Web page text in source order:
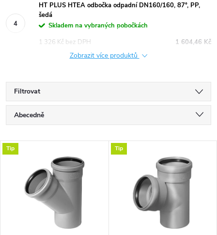
HT PLUS HTEA odbočka odpadní DN160/160, 87°, PP,
šedá
Skladem na vybraných pobočkách
1 604,46 Kč
1 326 Kč bez DPH
Zobrazit více produktů
Filtrovat
Ř
a
Abecedně
Nejdražší
Nejprodávanější
V
Tip Tip